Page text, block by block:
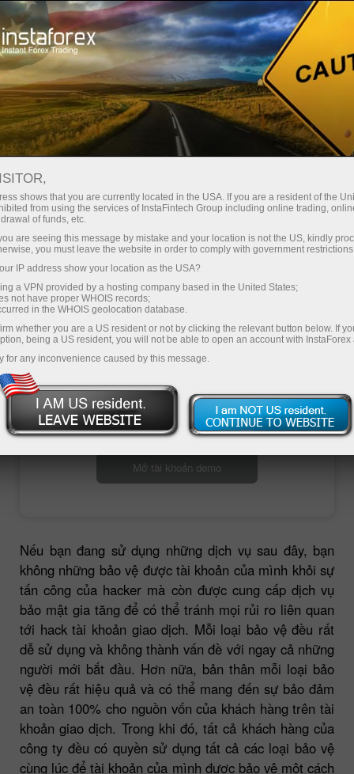
Dành cho Nhà giao dịch
Điều kiện giao dịch
An toàn với InstaForex
An toàn với InstaForex
Sau khi mở tài khoản với InstaForex, khách
hàng sẽ được hưởng dịch vụ bảo mật an toàn
cho tài khoản của mình cả trên phương diện tài
chính và kỹ thuật. Cũng cần nói thêm là hầu hết
các công nghệ được Công ty InstaForex sử
dụng đều có độ bảo vệ an toàn ngang với ngân
hàng.
Mở tài khoản giao dịch
Mở tài khoản demo
Nếu bạn đang sử dụng những dịch vụ sau đây, bạn
không những bảo vệ được tài khoản của mình khỏi sự
tấn công của hacker mà còn được cung cấp dịch vụ
bảo mật gia tăng để có thể tránh mọi rủi ro liên quan
tới hack tài khoản giao dịch. Mỗi loại bảo vệ đều rất
dễ sử dụng và không thành vấn đề với ngay cả những
người mới bắt đầu. Hơn nữa, bản thân mỗi loại bảo
vệ đều rất hiệu quả và có thể mang đến sự bảo đảm
an toàn 100% cho nguồn vốn của khách hàng trên tài
khoản giao dịch. Trong khi đó, tất cả khách hàng của
công ty đều có quyền sử dụng tất cả các loại bảo vệ
cùng lúc để tài khoản của mình được bảo vệ một cách
shows that you are currently located in the USA. If you are a resident of the
from using the services of InstaFintech Group including online trading,
of funds, etc.
are seeing this message by mistake and your location is not the US, kindly
you must leave the website in order to comply with government
IP address show your location as the USA?
a VPN provided by a hosting company based in the United States;
not have proper WHOIS records;
in the WHOIS geolocation database.
whether you are a US resident or not by clicking the relevant button below. If
being a US resident, you will not be able to open an account with InstaForex
for any inconvenience caused by this message.